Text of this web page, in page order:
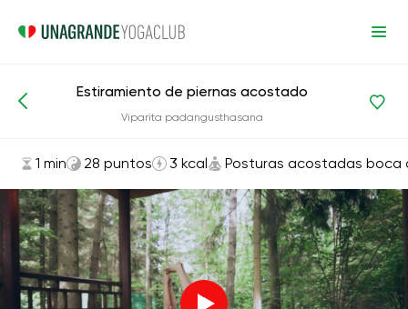
Asanas y ejercicios Posturas acostadas boca arriba
Estiramiento de piernas acostado
Viparita padangusthasana
1 min 28 puntos 3 kcal Posturas acostadas boca